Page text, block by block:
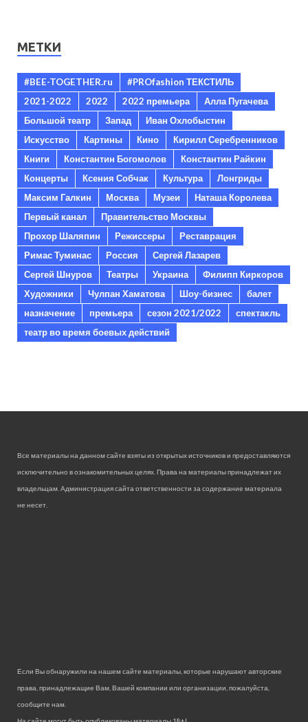
МЕТКИ
#BEE-TOGETHER.ru
#PROfashion ТЕКСТИЛЬ
2021-2022
2022 2022 премьера
Алла Пугачева
Большой театр
Запад
Иван Охлобыстин
Искусство
Картины Кино
Кирилл Серебренников
Книги
Константин Богомолов
Константин Райкин
Концерты
Ксения Собчак Культура
Лонгриды
Максим Галкин
Москва Музеи
Наташа Королева
Первый канал
Правительство Москвы
Прохор Шаляпин
Режиссеры
Реставрация
Римас Туминас
Россия
Сергей Лазарев
Сергей Шнуров
Театры Украина
Филипп Киркоров
Художники
Чулпан Хаматова Шоу-бизнес
балет
назначение
премьера сезон 2021/2022
спектакль
театр во время боевых действий
Все материалы на данном сайте взяты из открытых источников и предоставляются
исключительно в ознакомительных целях. Права на материалы принадлежат их
владельцам. Администрация сайта ответственности за содержание материала
не несет.
Если Вы обнаружили на нашем сайте материалы, которые нарушают авторские
права, принадлежащие Вам, Вашей компании или организации, пожалуйста,
сообщите нам.